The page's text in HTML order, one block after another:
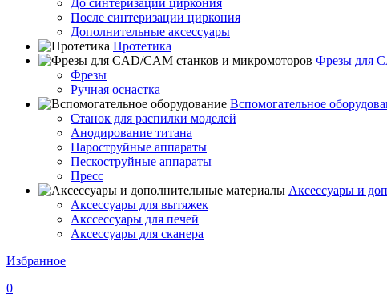
До синтеризации циркония
После синтеризации циркония
Дополнительные аксессуары
Протетика
Фрезы для
Фрезы
Ручная оснастка
Вспомогательное
Станок для распилки моделей
Анодирование титана
Пароструйные аппараты
Пескоструйные аппараты
Пресс
Аксессуары и
Аксессуары для вытяжек
Акссессуары для печей
Аксессуары для сканера
Избранное
0